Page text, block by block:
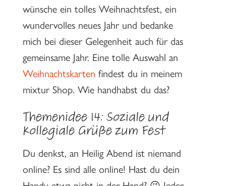
wünsche ein tolles Weihnachtsfest, ein
wundervolles neues Jahr und bedanke
mich bei dieser Gelegenheit auch für das
gemeinsame Jahr. Eine tolle Auswahl an
Weihnachtskarten findest du in meinem
mixtur Shop. Wie handhabst du das?
Themenidee 14: Soziale und
kollegiale Grüße zum Fest
Du denkst, an Heilig Abend ist niemand
online? Es sind alle online! Hast du dein